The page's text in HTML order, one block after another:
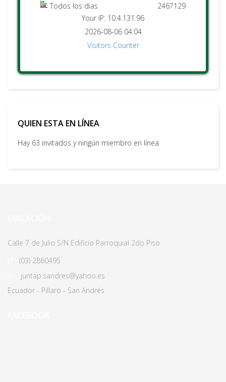
Todos los dias
2467129
Your IP: 10.4.131.96
2026-08-06 04:04
Visitors Counter
QUIEN ESTA EN LÍNEA
Hay 63 invitados y ningún miembro en línea
Calle 7 de Julio S/N Edificio Parroquial 2do Piso
(03) 2860495
juntap.sandres@yahoo.es
Ecuador - Pillaro - San Andrés